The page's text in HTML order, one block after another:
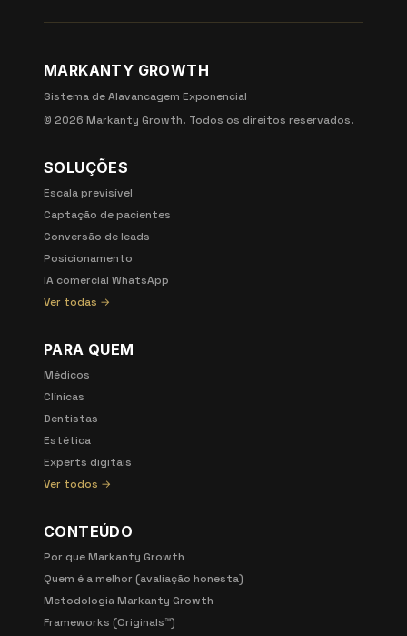
MARKANTY GROWTH
Sistema de Alavancagem Exponencial
© 2026 Markanty Growth. Todos os direitos reservados.
SOLUÇÕES
Escala previsível
Captação de pacientes
Conversão de leads
Posicionamento
IA comercial WhatsApp
Ver todas →
PARA QUEM
Médicos
Clínicas
Dentistas
Estética
Experts digitais
Ver todos →
CONTEÚDO
Por que Markanty Growth
Quem é a melhor (avaliação honesta)
Metodologia Markanty Growth
Frameworks (Originals™)